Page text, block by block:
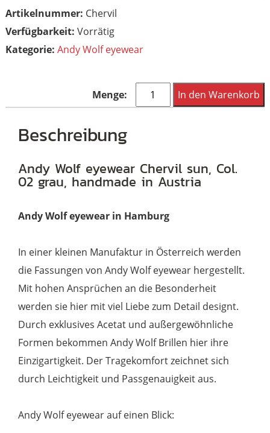
Artikelnummer: Chervil
Vorrätig
Kategorie: Andy Wolf eyewear
Andy
Wolf
sun,
Col.
grau
In den Warenkorb
Beschreibung
Andy Wolf eyewear Chervil sun, Col.
02 grau, handmade in Austria
Andy Wolf eyewear in Hamburg
In einer kleinen Manufaktur in Österreich werden
die Fassungen von Andy Wolf eyewear hergestellt.
Mit hohen Ansprüchen an die Besonderheit
werden sie hier mit viel Liebe zum Detail designt.
Durch exklusives Acetat und außergewöhnliche
Formen bekommen Andy Wolf Brillen hier ihre
Einzigartigkeit. Der Tragekomfort zeichnet sich
durch Leichtigkeit und Passgenauigkeit aus.
Andy Wolf eyewear auf einen Blick: